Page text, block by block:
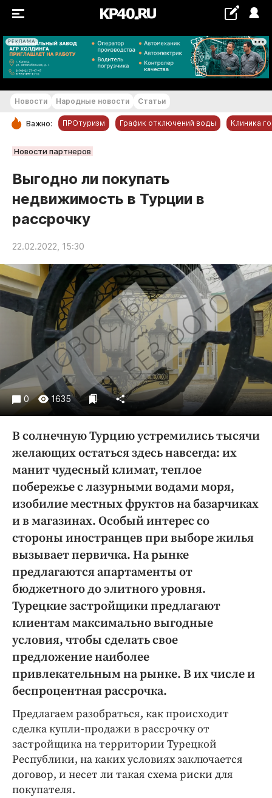
РЕКЛАМА
+22...+23 °С
РУБРИКИ
Новости компаний
Статьи
Народные новости
Авто и транспорт
Благоустройство
Криминал
Культура
Недвижимость и ЖКХ
Образование
Общество
Погода
Праздники
Происшествия
Экономика и бизнес
ПРОЕКТЫ
Блоги
Издания
Медиаперсона
Интересное чтиво
Клиника года
Бренд года
Работодатель года
Новости Народные новости Статьи
Важно: ПРОтуризм График отключений воды Клиника
Новости партнеров
Выгодно ли покупать
недвижимость в Турции в
рассрочку
22.02.2022, 15:30
0 1635
В солнечную Турцию устремились тысячи
желающих остаться здесь навсегда: их
манит чудесный климат, теплое
побережье с лазурными водами моря,
изобилие местных фруктов на базарчиках
и в магазинах. Особый интерес со
стороны иностранцев при выборе жилья
вызывает первичка. На рынке
предлагаются апартаменты от
бюджетного до элитного уровня.
Турецкие застройщики предлагают
клиентам максимально выгодные
условия, чтобы сделать свое
предложение наиболее
привлекательным на рынке. В их числе и
беспроцентная рассрочка.
Предлагаем разобраться, как происходит
сделка купли-продажи в рассрочку от
застройщика на территории Турецкой
Республики, на каких условиях заключается
договор, и несет ли такая схема риски для
покупателя.